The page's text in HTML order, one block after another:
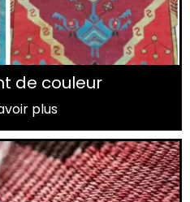
de couleur
plus